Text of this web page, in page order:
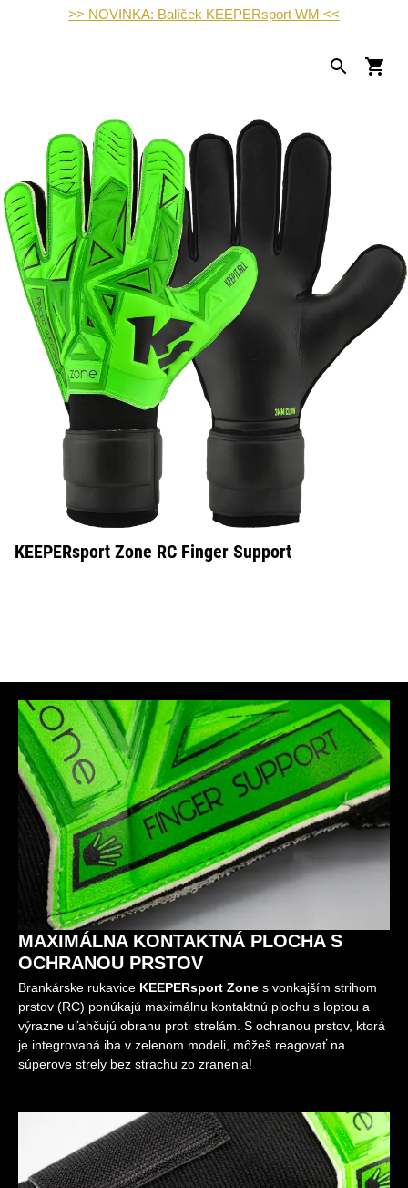
>> NOVINKA: Balíček KEEPERsport WM <<
KEEPERsport Zone RC Finger Support
MAXIMÁLNA KONTAKTNÁ PLOCHA S
OCHRANOU PRSTOV
Brankárske rukavice KEEPERsport Zone s vonkajším strihom
prstov (RC) ponúkajú maximálnu kontaktnú plochu s loptou a
výrazne uľahčujú obranu proti strelám. S ochranou prstov, ktorá
je integrovaná iba v zelenom modeli, môžeš reagovať na
súperove strely bez strachu zo zranenia!